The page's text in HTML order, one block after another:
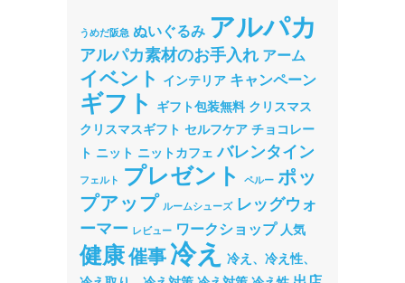
うめだ阪急 ぬいぐるみ アルパカ
アルパカ素材のお手入れ アーム
イベント インテリア キャンペーン
ギフト ギフト包装無料 クリスマス
クリスマスギフト セルフケア チョコレー
ト ニット ニットカフェ バレンタイン
フェルト プレゼント ペルー ポッ
プアップ ルームシューズ レッグウォ
ーマー レビュー ワークショップ 人気
健康催事 冷え
冷え、冷え性、